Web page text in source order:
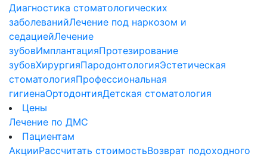
Диагностика стоматологических
заболеванийЛечение под наркозом и
седациейЛечение
зубовИмплантацияПротезирование
зубовХирургияПародонтологияЭстетическая
стоматологияПрофессиональная
гигиенаОртодонтияДетская стоматология
Цены
Лечение по ДМС
Пациентам
АкцииРассчитать стоимостьВозврат подоходного